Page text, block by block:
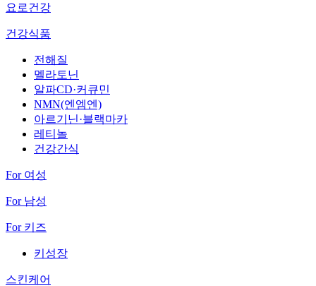
요로건강
건강식품
전해질
멜라토닌
알파CD·커큐민
NMN(엔엠엔)
아르기닌·블랙마카
레티놀
건강간식
For 여성
For 남성
For 키즈
키성장
스킨케어